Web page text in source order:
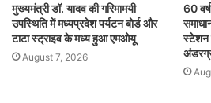
मुख्यमंत्री डॉ. यादव की गरिमामयी
उपस्थिति में मध्यप्रदेश पर्यटन बोर्ड और
टाटा स्ट्राइव के मध्य हुआ एमओयू
August 7, 2026
60
स्टेशन